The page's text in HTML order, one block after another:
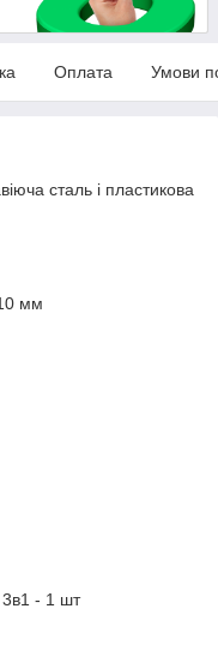
Оплата Умови
сталь і пластикова
мм
3в1 - 1 шт